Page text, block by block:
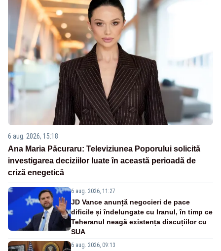
6 aug. 2026, 15:18
Ana Maria Păcuraru: Televiziunea Poporului solicită
investigarea deciziilor luate în această perioadă de
criză enegetică
6 aug. 2026, 11:27
JD Vance anunță negocieri de pace
dificile și îndelungate cu Iranul, în timp ce
Teheranul neagă existența discuțiilor cu
SUA
6 aug. 2026, 09:13